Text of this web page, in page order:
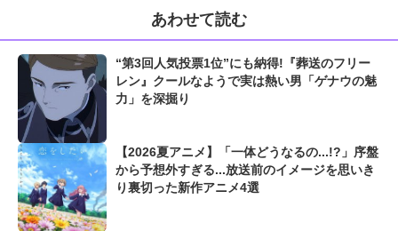
あわせて読む
“第3回人気投票1位”にも納得!『葬送のフリー
レン』クールなようで実は熱い男「ゲナウの魅
力」を深掘り
【2026夏アニメ】「一体どうなるの...!?」序盤
から予想外すぎる...放送前のイメージを思いき
り裏切った新作アニメ4選